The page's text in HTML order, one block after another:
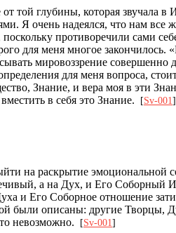
той глубины, которая звучала
Я очень надеялся, что нам все
противоречили сами
для меня многое
мировоззрение
для меня вопроса,
Знание, и вера моя в эти
в себя это Знание.
[Sv-001 ]
на раскрытие эмоциональной
а на Дух, и Его Соборный
и Его Соборное отношение
были описаны: другие Творцы,
невозможно.
[Sv-001 ]